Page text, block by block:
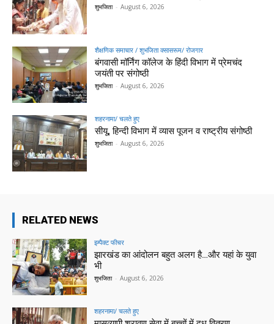
शुभजिता - August 6, 2026
शैक्षणिक समाचार / शुभजिता क्सासरूम/ रोजगार
बंगवासी मॉर्निंग कॉलेज के हिंदी विभाग में प्रेमचंद
जयंती पर संगोष्ठी
शुभजिता - August 6, 2026
शहरनामा/ चलते हुए
सीयू, हिन्दी विभाग में व्यास पूजन व राष्ट्रीय संगोष्ठी
शुभजिता - August 6, 2026
RELATED NEWS
इम्पैक्ट फीचर
झारखंड का आंदोलन बहुत अलग है…और यहां के युवा
भी
शुभजिता - August 6, 2026
शहरनामा/ चलते हुए